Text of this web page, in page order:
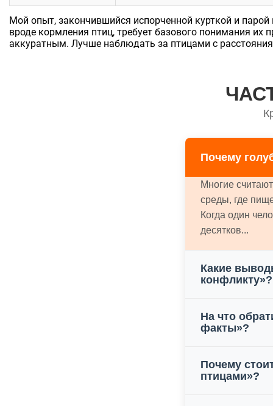
Мой опыт, закончившийся испорченной курткой и
вроде кормления птиц, требует базового понимания
аккуратным. Лучше наблюдать за птицами с
Почему
Многие
среды, где
Когда один
десятков...
Какие
конфликту»?
На что
факты»?
Почему
птицами»?